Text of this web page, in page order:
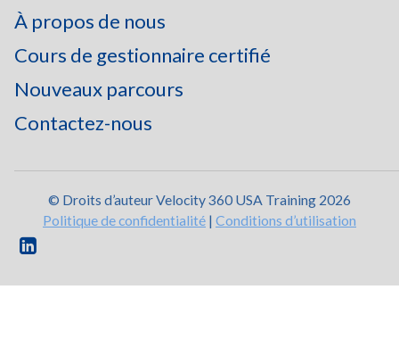
À propos de nous
Cours de gestionnaire certifié
Nouveaux parcours
Contactez-nous
© Droits d’auteur Velocity 360 USA Training 2026
Politique de confidentialité | Conditions d’utilisation